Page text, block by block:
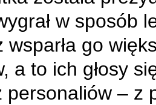
w sposób
wsparła go
a to ich głosy
personaliów – z